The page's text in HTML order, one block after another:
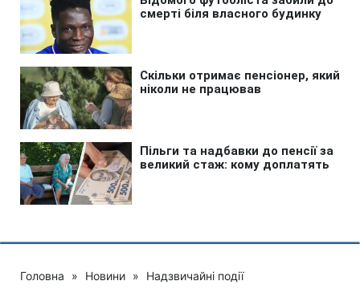
Головна » Новини » Надзвичайні події